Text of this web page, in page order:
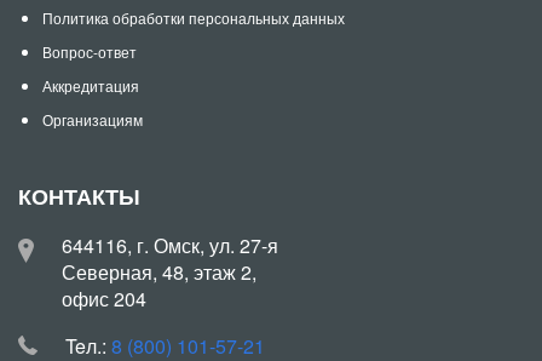
Политика обработки персональных данных
Вопрос-ответ
Аккредитация
Организациям
КОНТАКТЫ
644116, г. Омск, ул. 27-я
Северная, 48, этаж 2,
офис 204
Teл.: 8 (800) 101-57-21